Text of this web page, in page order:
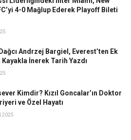
4-0 Mağlup Ederek Playoff Bileti
Andrzej Bargiel, Everest’ten Ek
İnerek Tarih Yazdı
Kimdir? Kızıl Goncalar’ın Doktor
ve Özel Hayatı
2025